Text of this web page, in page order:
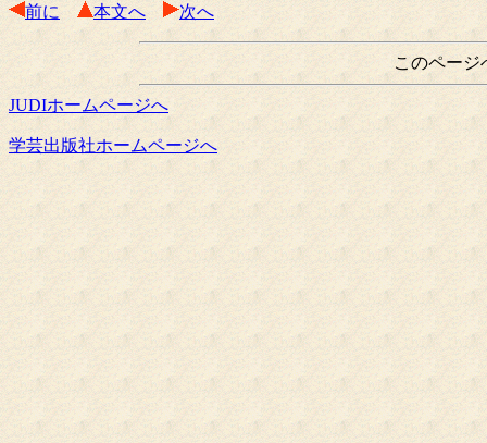
前に 本文へ 次へ
このページ
JUDIホームページへ
学芸出版社ホームページへ